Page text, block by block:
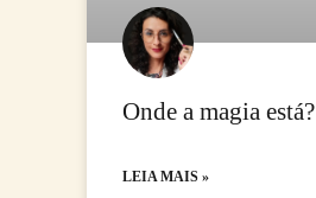
Onde a magia está?
LEIA MAIS »